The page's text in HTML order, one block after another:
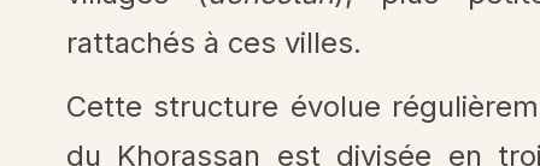
rattachés à ces villes.
Cette structure évolue
du Khorassan est divisée en